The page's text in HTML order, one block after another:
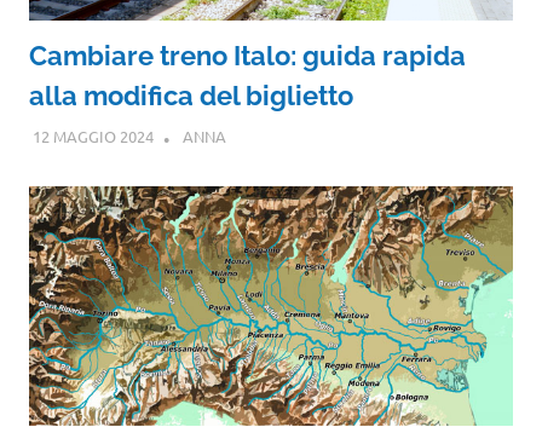
Cambiare treno Italo: guida rapida
alla modifica del biglietto
12 MAGGIO 2024 ANNA